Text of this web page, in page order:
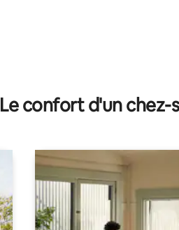
Le confort d'un chez-